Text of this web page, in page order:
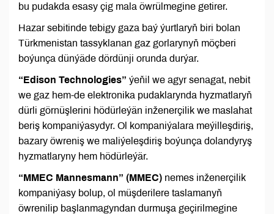
bu pudakda esasy çig mala öwrülmegine getirer.
Hazar sebitinde tebigy gaza baý ýurtlaryň biri bolan
Türkmenistan tassyklanan gaz gorlarynyň möçberi
boýunça dünýäde dördünji orunda durýar.
“Edison Technologies” ýeňil we agyr senagat, nebit
we gaz hem-de elektronika pudaklarynda hyzmatlaryň
dürli görnüşlerini hödürleýän inženerçilik we maslahat
beriş kompaniýasydyr. Ol kompaniýalara meýilleşdiriş,
bazary öwreniş we maliýeleşdiriş boýunça dolandyryş
hyzmatlaryny hem hödürleýär.
“MMEC Mannesmann” (MMEC) nemes inženerçilik
kompaniýasy bolup, ol müşderilere taslamanyň
öwrenilip başlanmagyndan durmuşa geçirilmegine